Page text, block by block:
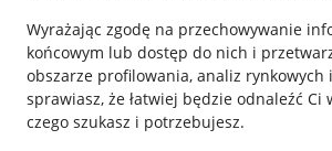
Wyrażając zgodę na przechowywanie
końcowym lub dostęp do nich i
obszarze profilowania, analiz rynkowych
sprawiasz, że łatwiej będzie odnaleźć Ci
czego szukasz i potrzebujesz.
Przydatne informacje